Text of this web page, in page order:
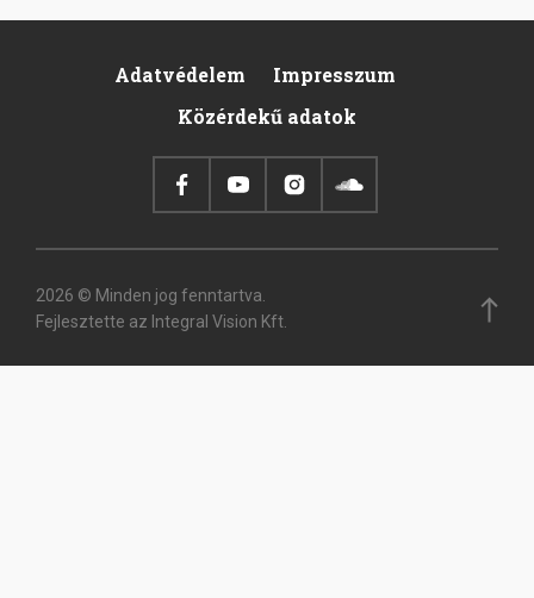
Footer
Adatvédelem
Impresszum
Közérdekű adatok
2026 © Minden jog fenntartva.
Fejlesztette az Integral Vision Kft.